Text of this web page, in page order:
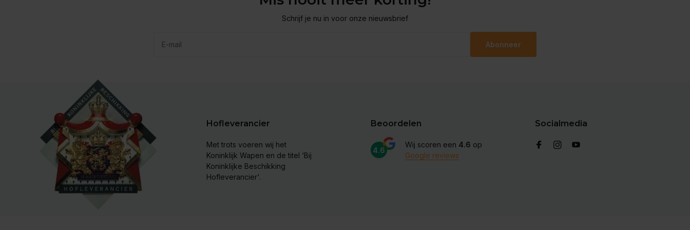
Schrijf je nu in voor onze nieuwsbrief
Abonneer
Hofleverancier
Met trots voeren wij het
Koninklijk Wapen en de titel ‘Bij
Koninklijke Beschikking
Hofleverancier'.
Beoordelen
4.6
Wij scoren een 4.6 op
Google reviews
Socialmedia